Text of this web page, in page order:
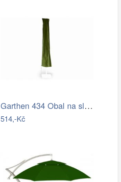
Garthen 434 Obal na slunečník s…
514,-Kč